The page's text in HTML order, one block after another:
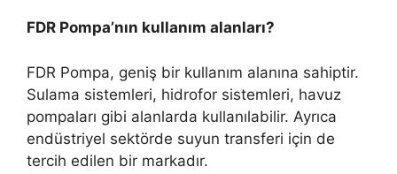
FDR Pompa’nın kullanım alanları?
FDR Pompa, geniş bir kullanım alanına sahiptir.
Sulama sistemleri, hidrofor sistemleri, havuz
pompaları gibi alanlarda kullanılabilir. Ayrıca
endüstriyel sektörde suyun transferi için de
tercih edilen bir markadır.